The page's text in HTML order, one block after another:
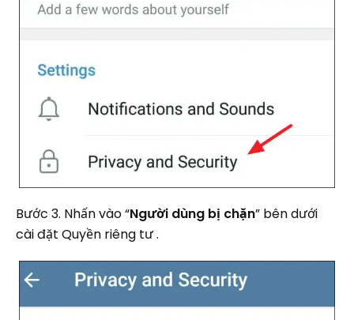
Bước 3. Nhấn vào “Người dùng bị chặn” bên dưới
cài đặt Quyền riêng tư .